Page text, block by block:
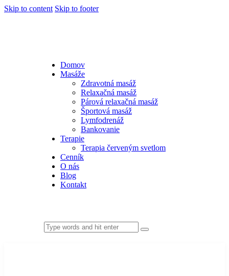
Skip to content Skip to footer
Domov
Masáže
Zdravotná masáž
Relaxačná masáž
Párová relaxačná masáž
Športová masáž
Lymfodrenáž
Bankovanie
Terapie
Terapia červeným svetlom
Cenník
O nás
Blog
Kontakt